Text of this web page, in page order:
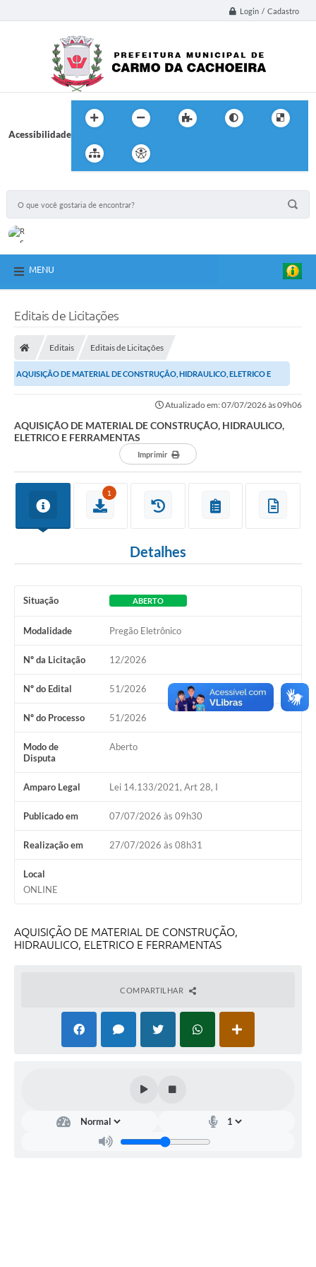
Login / Cadastro
Acessibilidade
MENU
Editais de Licitações
Editais Editais de Licitações
AQUISIÇÃO DE MATERIAL DE CONSTRUÇÃO, HIDRAULICO, ELETRICO E
Atualizado em: 07/07/2026 às 09h06
AQUISIÇÃO DE MATERIAL DE CONSTRUÇÃO, HIDRAULICO,
ELETRICO E FERRAMENTAS
Imprimir
1
Detalhes
Situação ABERTO
Modalidade Pregão Eletrônico
Nº da Licitação 12/2026
Nº do Edital 51/2026
Nº do Processo 51/2026
Modo de
Disputa
Aberto
Amparo Legal Lei 14.133/2021, Art 28, I
Publicado em 07/07/2026 às 09h30
Realização em 27/07/2026 às 08h31
Local
ONLINE
AQUISIÇÃO DE MATERIAL DE CONSTRUÇÃO,
HIDRAULICO, ELETRICO E FERRAMENTAS
COMPARTILHAR